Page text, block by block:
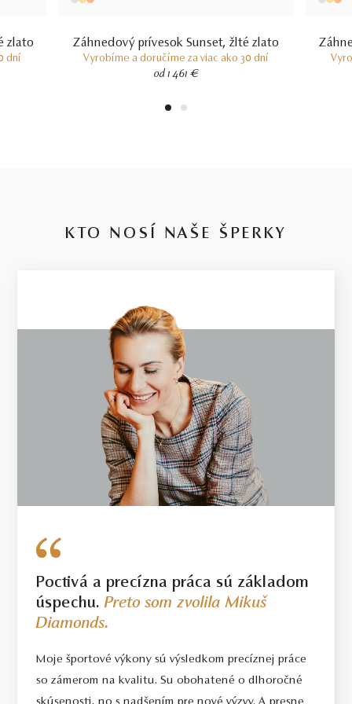
uvedenej hmotnosti líšiť o 20%.
zlato
dní
Záhnedový prívesok Sunset, žlté zlato
Vyrobíme a doručíme za viac ako 30 dní
od 1 461 €
1 2
KTO NOSÍ NAŠE ŠPERKY
Poctivá a precízna práca sú základom
úspechu.Preto som zvolila Mikuš
Diamonds.
Moje športové výkony sú výsledkom precíznej práce
so zámerom na kvalitu. Su obohatené o dlhoročné